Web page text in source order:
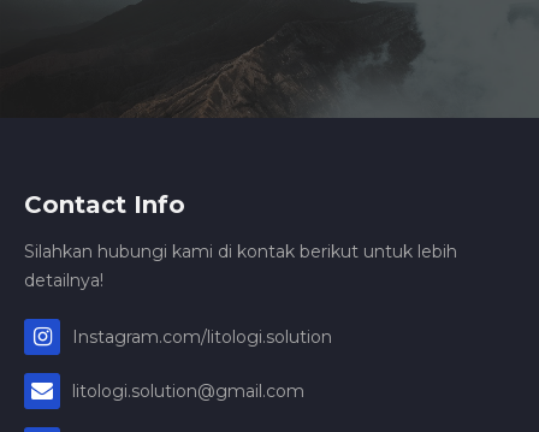
Contact Info
Silahkan hubungi kami di kontak berikut untuk lebih
detailnya!
Instagram.com/litologi.solution
litologi.solution@gmail.com